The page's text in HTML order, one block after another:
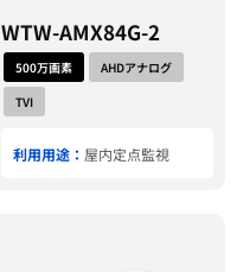
WTW-AMX84G-2
500万画素
AHDアナログ
TVI
利用用途： 屋内定点監視